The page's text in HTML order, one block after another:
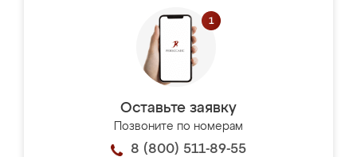
Оставьте заявку
Позвоните по номерам
8 (800) 511-89-55